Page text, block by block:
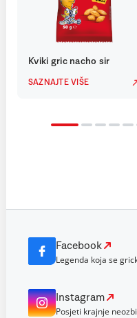
Kviki gric nacho sir
SAZNAJTE VIŠE
Facebook
Legenda koja se
Instagram
Posjeti krajnje